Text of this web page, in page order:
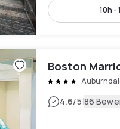
10h -
Boston
4.6/5|86